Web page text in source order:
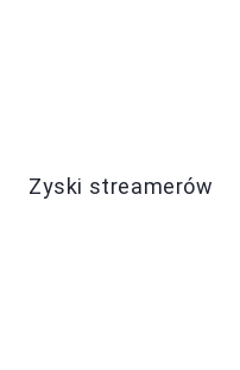
Zyski streamerów